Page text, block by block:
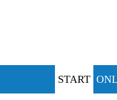
START